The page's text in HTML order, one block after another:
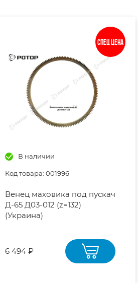
Спец цена
В наличии
Код товара: 001996
Венец маховика под пускач
Д-65 Д03-012 (z=132)
(Украина)
6 494 ₽